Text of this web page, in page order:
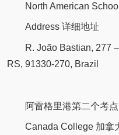
North American
Address 详细地址
R. João Bastian, 277
RS, 91330-270, Brazil
阿雷格里港第二个考点
Canada College 加拿